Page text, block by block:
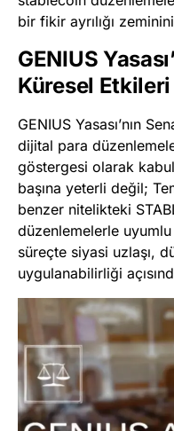
bir fikir ayrılığı
GENIUS
Küresel Etkileri
GENIUS Yasası’nın
dijital para
göstergesi olarak
başına yeterli değil;
benzer nitelikteki
düzenlemelerle
süreçte siyasi uzlaşı,
uygulanabilirliği